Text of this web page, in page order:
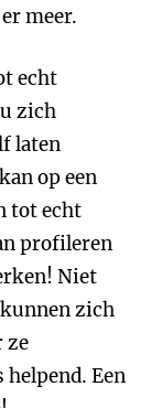
meer.
echt
zich
laten
op een
tot echt
profileren
Niet
zich
ze
helpend. Een